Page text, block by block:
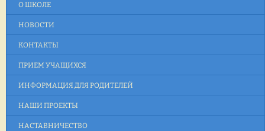
О ШКОЛЕ
НОВОСТИ
КОНТАКТЫ
ПРИЕМ УЧАЩИХСЯ
ИНФОРМАЦИЯ ДЛЯ РОДИТЕЛЕЙ
НАШИ ПРОЕКТЫ
НАСТАВНИЧЕСТВО